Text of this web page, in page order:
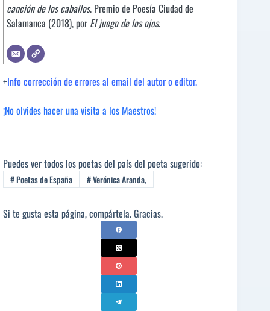
canción de los caballos. Premio de Poesía Ciudad de
Salamanca (2018), por El juego de los ojos.
+Info corrección de errores al email del autor o editor.
¡No olvides hacer una visita a los Maestros!
Puedes ver todos los poetas del país del poeta sugerido:
#Poetas de España #Verónica Aranda,
Si te gusta esta página, compártela. Gracias.